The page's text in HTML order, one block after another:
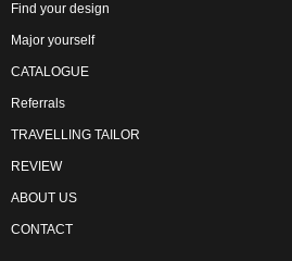
Find your design
Major yourself
CATALOGUE
Referrals
TRAVELLING TAILOR
REVIEW
ABOUT US
CONTACT